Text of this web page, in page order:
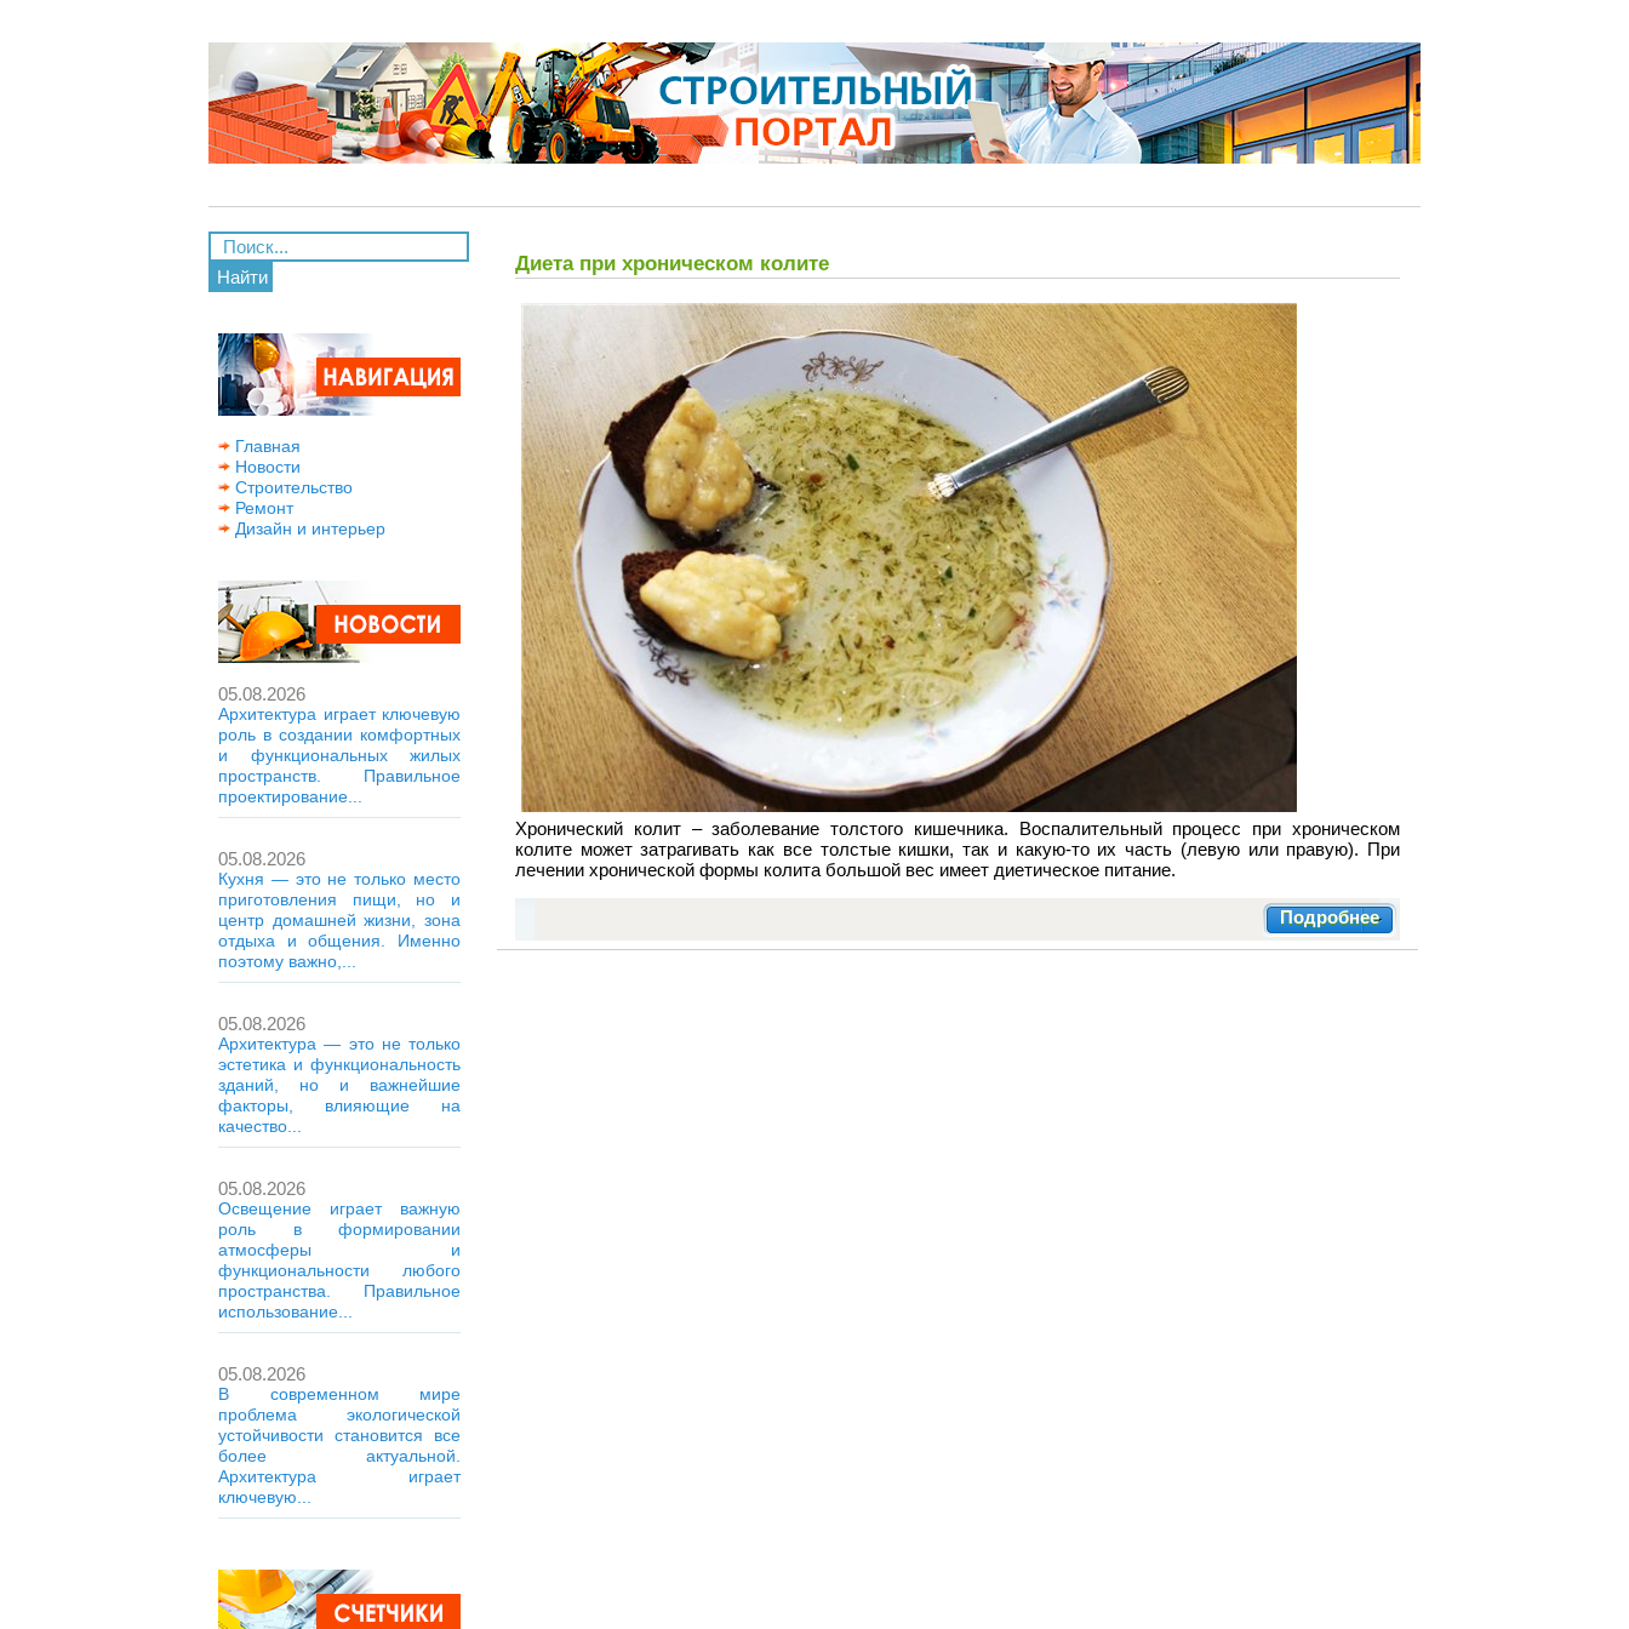
Найти
Главная
Новости
Строительство
Ремонт
Дизайн и интерьер
05.08.2026
Архитектура играет ключевую
роль в создании комфортных
и функциональных жилых
пространств. Правильное
проектирование...
05.08.2026
Кухня — это не только место
приготовления пищи, но и
центр домашней жизни, зона
отдыха и общения. Именно
поэтому важно,...
05.08.2026
Архитектура — это не только
эстетика и функциональность
зданий, но и важнейшие
факторы, влияющие на
качество...
05.08.2026
Освещение играет важную
роль в формировании
атмосферы и
функциональности любого
пространства. Правильное
использование...
05.08.2026
В современном мире
проблема экологической
устойчивости становится все
более актуальной.
Архитектура играет
ключевую...
Диета при хроническом колите
Хронический колит – заболевание толстого кишечника. Воспалительный процесс при хроническом
колите может затрагивать как все толстые кишки, так и какую-то их часть (левую или правую). При
лечении хронической формы колита большой вес имеет диетическое питание.
Подробнее